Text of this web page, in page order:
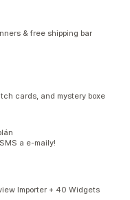
& free shipping bar
cards, and mystery boxe
a e-maily!
Importer + 40 Widgets